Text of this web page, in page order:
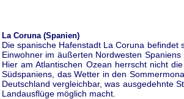
La Coruna (Spanien)
Die spanische Hafenstadt La Coruna befindet
Einwohner im äußerten Nordwesten Spaniens
Hier am Atlantischen Ozean herrscht nicht
Südspaniens, das Wetter in den
Deutschland vergleichbar, was ausgedehnte
Landausflüge möglich macht.